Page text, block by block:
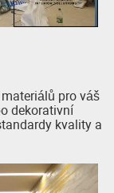
pro váš
dekorativní
kvality a